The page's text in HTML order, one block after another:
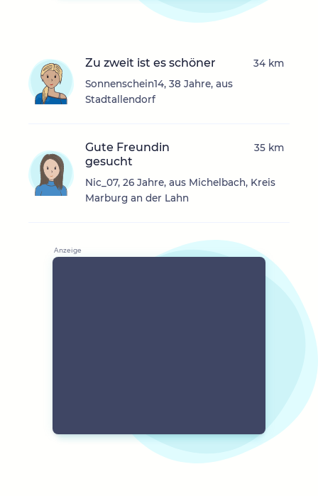
Zu zweit ist es schöner
Sonnenschein14, 38 Jahre, aus
Stadtallendorf
34 km
Gute Freundin
gesucht
Nic_07, 26 Jahre, aus Michelbach, Kreis
Marburg an der Lahn
35 km